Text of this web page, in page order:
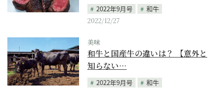
2022年9月号
和牛
2022/12/27
美味
和牛と国産牛の違いは？ 【意外と
知らない…
2022年9月号
和牛